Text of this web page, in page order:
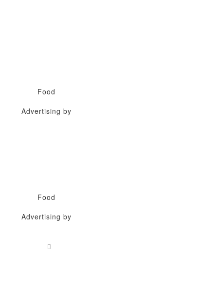
Food
Advertising by
Food
Advertising by